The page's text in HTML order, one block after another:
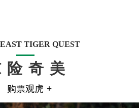
TIGER QUEST
险奇美